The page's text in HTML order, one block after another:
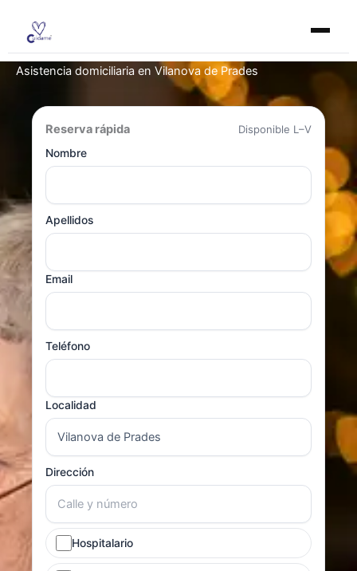
contenido
Asistencia domiciliaria en Vilanova de Prades
Reserva rápida
Disponible L–V
Nombre
Apellidos
Email
Teléfono
Localidad
Dirección
Hospitalario